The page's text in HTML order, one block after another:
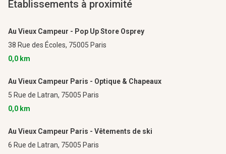
Établissements à proximité
Au Vieux Campeur - Pop Up Store Osprey
38 Rue des Écoles, 75005 Paris
0,0 km
Au Vieux Campeur Paris - Optique & Chapeaux
5 Rue de Latran, 75005 Paris
0,0 km
Au Vieux Campeur Paris - Vêtements de ski
6 Rue de Latran, 75005 Paris